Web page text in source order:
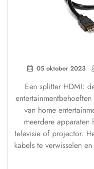
05 oktober 2023
Een splitter HDMI:
van home
meerdere
televisie of projector.
kabels te verwisselen